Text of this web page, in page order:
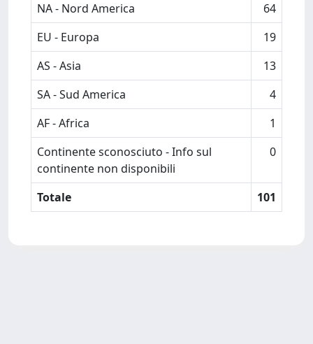
NA - Nord America
64
EU - Europa
19
AS - Asia
13
SA - Sud America
4
AF - Africa
1
Continente sconosciuto - Info sul
continente non disponibili
0
Totale 101